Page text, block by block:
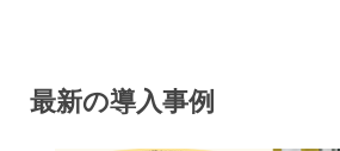
最新の導入事例